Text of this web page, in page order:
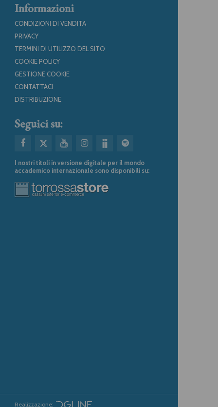
Informazioni
CONDIZIONI DI VENDITA
PRIVACY
TERMINI DI UTILIZZO DEL SITO
COOKIE POLICY
GESTIONE COOKIE
CONTATTACI
DISTRIBUZIONE
Seguici su:
I nostri titoli in versione digitale per il mondo
accademico internazionale sono disponibili su:
Realizzazione: